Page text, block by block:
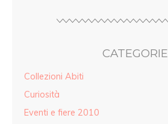
CATEGORIE
Collezioni Abiti
Curiosità
Eventi e fiere 2010